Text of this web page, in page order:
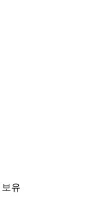
보유